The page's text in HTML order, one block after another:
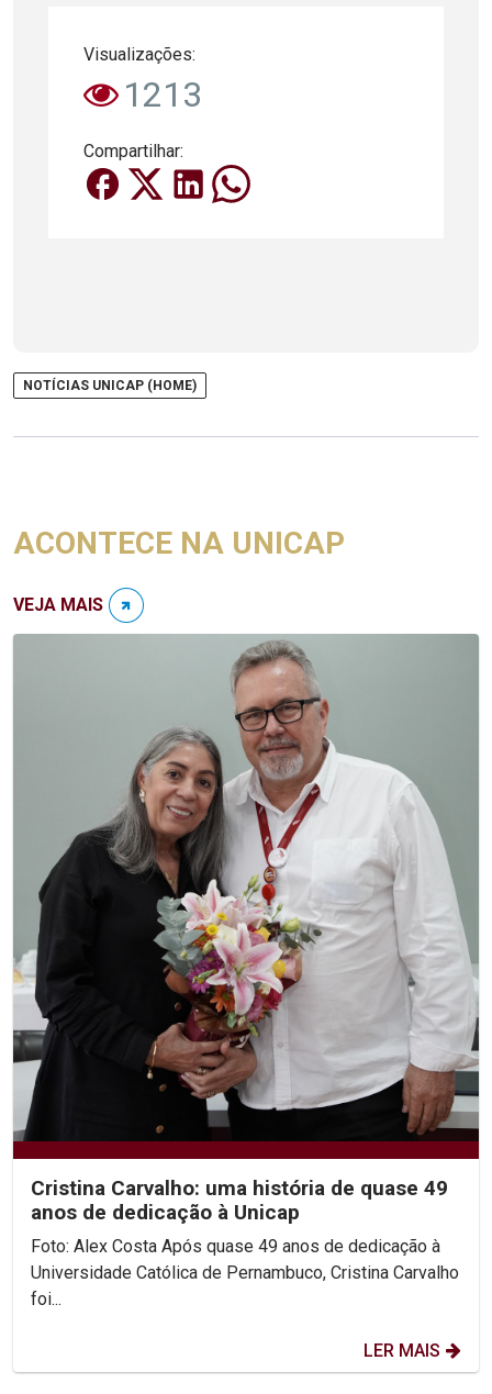
Visualizações:
1213
Compartilhar:
NOTÍCIAS UNICAP (HOME)
ACONTECE NA UNICAP
VEJA MAIS
Cristina Carvalho: uma história de quase 49
anos de dedicação à Unicap
Foto: Alex Costa Após quase 49 anos de dedicação à
Universidade Católica de Pernambuco, Cristina Carvalho
foi...
LER MAIS